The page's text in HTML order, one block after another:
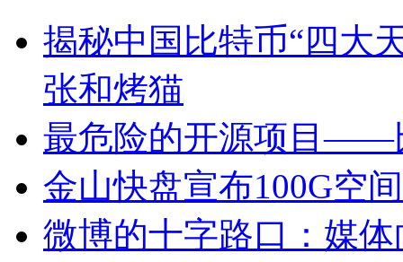
揭秘中国比特币“四大
张和烤猫
最危险的开源项目——
金山快盘宣布100G空
微博的十字路口：媒